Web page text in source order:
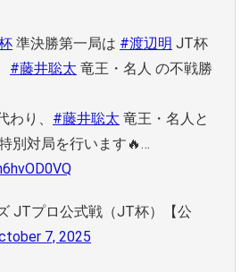
準決勝第一局は #渡辺明 JT杯
#藤井聡太 竜王・名人 の不戦勝
わり、 #藤井聡太 竜王・名人と
別対局を行います🔥…
JTプロ公式戦（JT杯）【公
7, 2025